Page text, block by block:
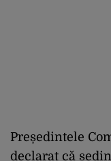
Președintele
declarat că